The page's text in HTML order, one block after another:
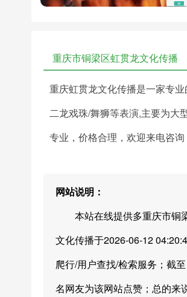
重庆市铜梁区虹贯龙文化传播
重庆虹贯龙文化传播是一家专
二龙戏珠/舞狮等表演,主要为大
专业，价格合理，欢迎来电咨询
网站说明：
本站在线提供多重庆市铜梁
文化传播于2026-06-12
爬行/用户查找/检索服务；截
名网友为该网站点赞；总的来